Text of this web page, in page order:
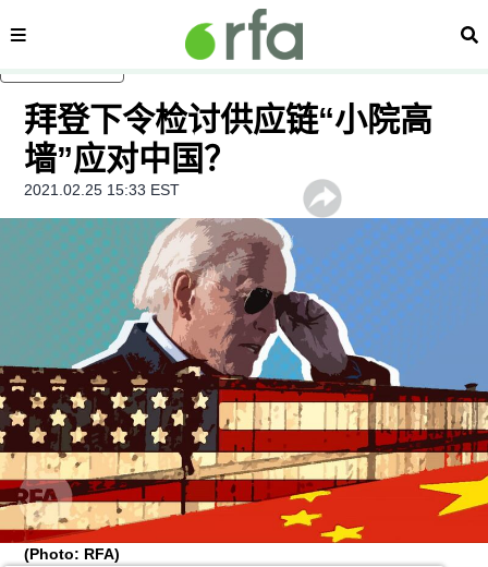
内容分类 搜
拜登下令检讨供应链“小院高
墙”应对中国？
2021.02.25 15:33 EST
(Photo: RFA)